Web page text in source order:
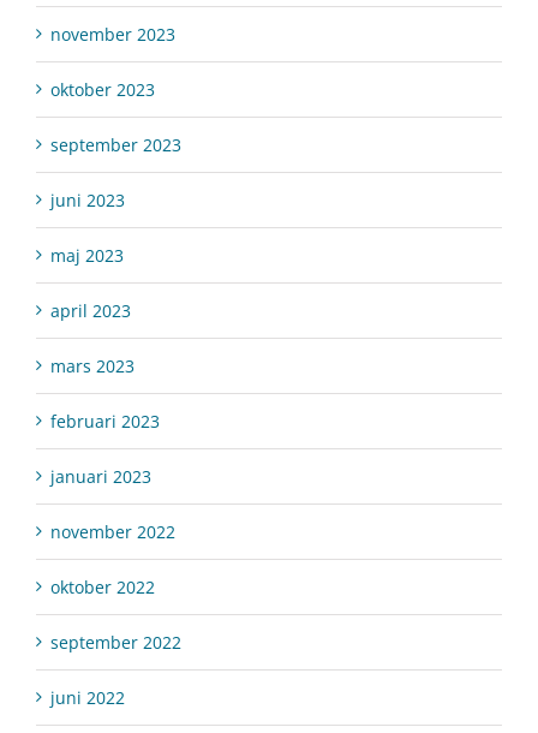
november 2023
oktober 2023
september 2023
juni 2023
maj 2023
april 2023
mars 2023
februari 2023
januari 2023
november 2022
oktober 2022
september 2022
juni 2022